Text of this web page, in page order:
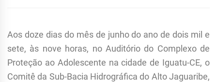
Aos doze dias do mês de junho do ano de dois mil e
sete, às nove horas, no Auditório do Complexo de
Proteção ao Adolescente na cidade de Iguatu-CE, o
Comitê da Sub-Bacia Hidrográfica do Alto Jaguaribe,